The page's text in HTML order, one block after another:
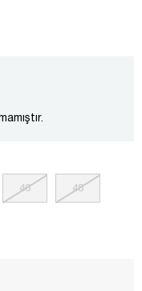
46 48